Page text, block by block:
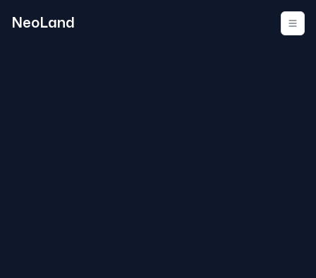
NeoLand